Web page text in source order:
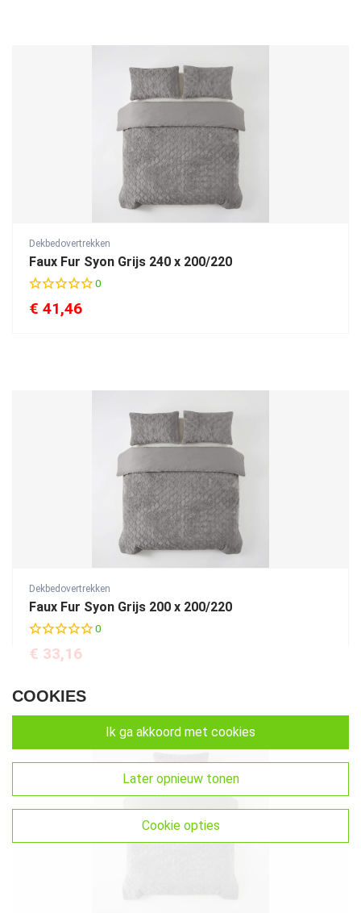
Dekbedovertrekken
Faux Fur Syon Grijs 240 x 200/220
0
€ 41,46
Dekbedovertrekken
Faux Fur Syon Grijs 200 x 200/220
0
€ 33,16
COOKIES
ik ga akkoord met cookies
later opnieuw tonen
cookie opties